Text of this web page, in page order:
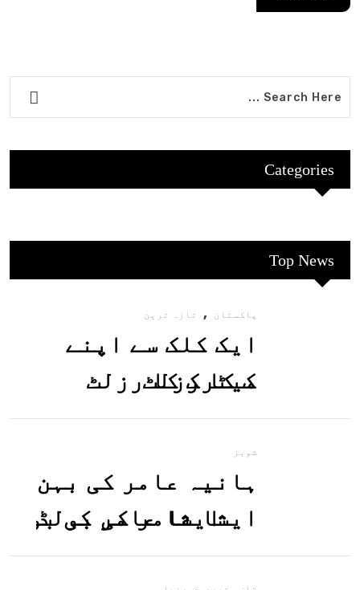
Categories
Top News
پاکستان , تازہ ترین
ایک کلک سے اپنے
میٹرک کا رزلٹ
معلوم کریں
شوبز
ہانیہ عامر کی بہن
ایشا عامر کی بولڈ
تصاویر وائرل ہو